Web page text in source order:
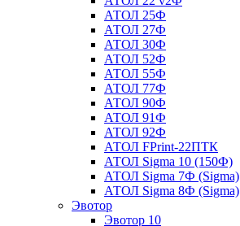
АТОЛ 25Ф
АТОЛ 27Ф
АТОЛ 30Ф
АТОЛ 52Ф
АТОЛ 55Ф
АТОЛ 77Ф
АТОЛ 90Ф
АТОЛ 91Ф
АТОЛ 92Ф
АТОЛ FPrint-22ПТК
АТОЛ Sigma 10 (150Ф)
АТОЛ Sigma 7Ф (Sigma)
АТОЛ Sigma 8Ф (Sigma)
Эвотор
Эвотор 10